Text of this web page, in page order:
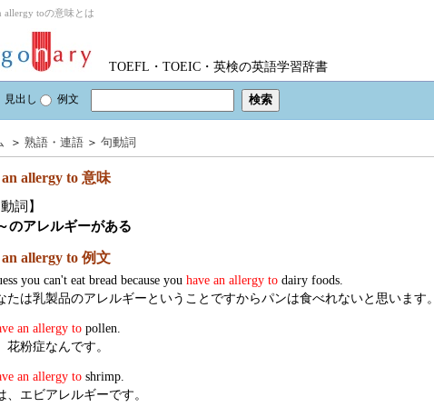
allergy toの意味とは
TOEFL・TOEIC・英検の英語学習辞書
見出し 例文
＞ 熟語・連語 ＞ 句動詞
allergy to 意味
詞】
のアレルギーがある
an allergy to 例文
you can't eat bread because you have an allergy to dairy foods.
たは乳製品のアレルギーということですからパンは食べれないと思います。
an allergy to pollen.
花粉症なんです。
an allergy to shrimp.
、エビアレルギーです。